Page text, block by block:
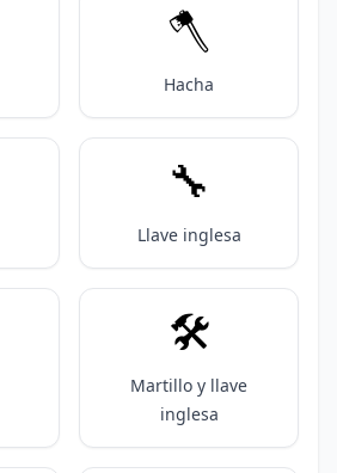
🪓
Hacha
🔧
Llave inglesa
🛠️
Martillo y llave
inglesa